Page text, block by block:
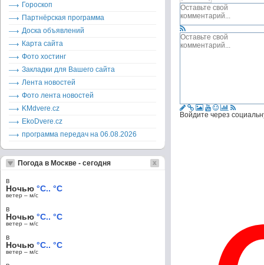
Войдите через
Гороскоп
Партнёрская программа
Доска объявлений
Карта сайта
Фото хостинг
Закладки для Вашего сайта
Лента новостей
Фото лента новостей
KMdvere.cz
EkoDvere.cz
программа передач на 06.08.2026
Погода в Москве - сегодня
в
Ночью °C.. °C
ветер – м/c
в
Ночью °C.. °C
ветер – м/c
в
Ночью °C.. °C
ветер – м/c